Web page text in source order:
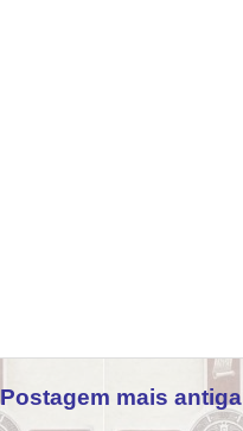
Postagem mais antiga